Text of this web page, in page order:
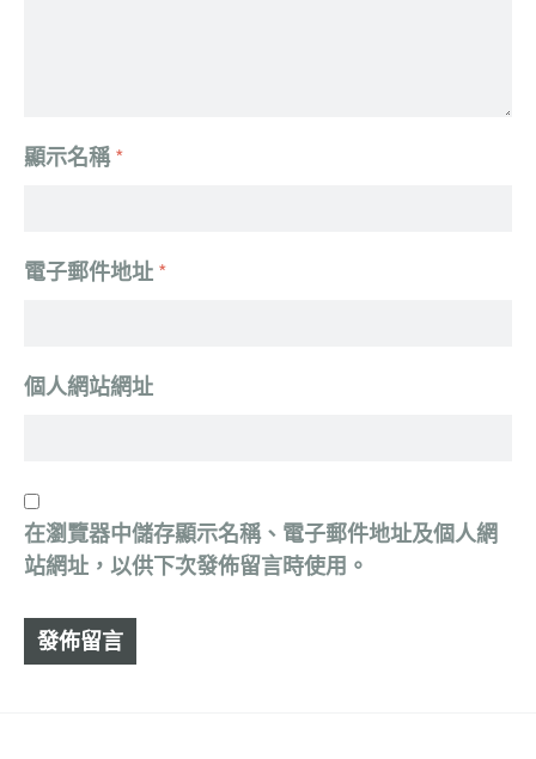
顯示名稱*
電子郵件地址 *
個人網站網址
在瀏覽器中儲存顯示名稱、電子郵件地址及個人網
站網址，以供下次發佈留言時使用。